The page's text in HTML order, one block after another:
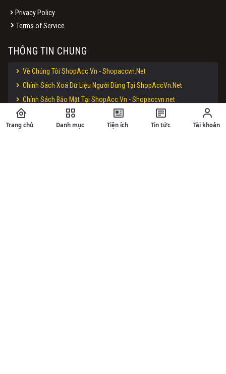
Trang chủ Danh mục Tiện ích Tin tức Tài khoản
Privacy Policy
Terms of Service
THÔNG TIN CHUNG
Về Chúng Tôi ShopAcc.Vn - Shopaccvn.Net
Chính Sách Xoá Dữ Liệu Người Dùng Tại ShopAccVn.Net
Chính Sách Bảo Mật Tại ShopAcc.Vn - Shopaccvn.net
Điều Khoản Sử Dụng Website ShopAcc.Vn - ShopAccvn.Net
Chính Sách Bán Hàng/Đổi Trả Tại ShopAcc.Vn - ShopAccvn.net